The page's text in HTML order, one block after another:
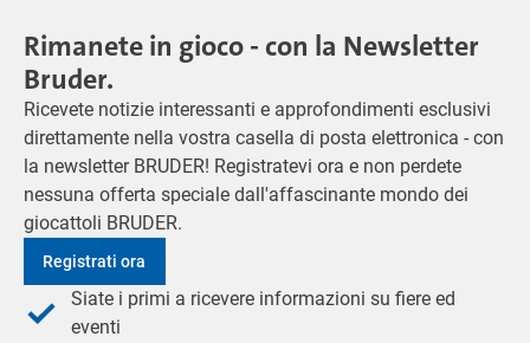
Rimanete in gioco - con la Newsletter
Bruder.
Ricevete notizie interessanti e approfondimenti esclusivi
direttamente nella vostra casella di posta elettronica - con
la newsletter BRUDER! Registratevi ora e non perdete
nessuna offerta speciale dall'affascinante mondo dei
giocattoli BRUDER.
Registrati ora
Siate i primi a ricevere informazioni su fiere ed
eventi